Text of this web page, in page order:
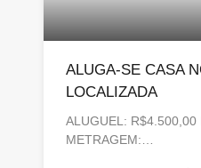
ALUGA-SE CASA
LOCALIZADA
ALUGUEL:
METRAGEM:…